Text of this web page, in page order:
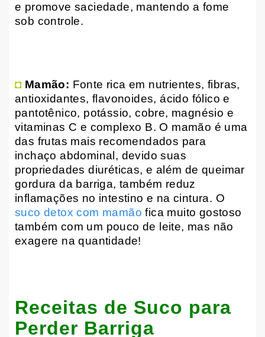
e promove saciedade, mantendo a fome
sob controle.
◘ Mamão: Fonte rica em nutrientes, fibras,
antioxidantes, flavonoides, ácido fólico e
pantotênico, potássio, cobre, magnésio e
vitaminas C e complexo B. O mamão é uma
das frutas mais recomendados para
inchaço abdominal, devido suas
propriedades diuréticas, e além de queimar
gordura da barriga, também reduz
inflamações no intestino e na cintura. O
suco detox com mamão fica muito gostoso
também com um pouco de leite, mas não
exagere na quantidade!
Receitas de Suco para
Perder Barriga